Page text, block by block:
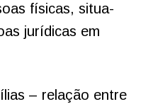
físicas, situa-
jurídicas em
– relação entre